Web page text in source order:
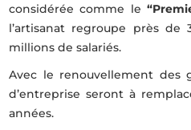
considérée comme le
l’artisanat regroupe près de
millions de salariés.
Avec le renouvellement des
d’entreprise seront à
années.